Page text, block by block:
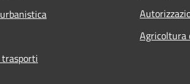
Agricoltura